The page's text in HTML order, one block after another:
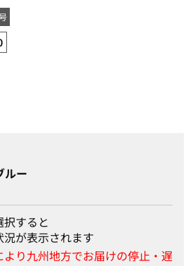
ルー
すると
が表示されます